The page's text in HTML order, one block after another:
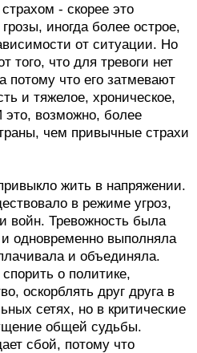
- скорее это
иногда более острое,
от ситуации. Но
того, что для тревоги нет
потому что его затмевают
и тяжелое, хроническое,
это, возможно, более
чем привычные страхи
жить в напряжении.
в режиме угроз,
войн. Тревожность была
одновременно выполняла
и объединяла.
о политике,
оскорблять друг друга в
сетях, но в критические
общей судьбы.
сбой, потому что